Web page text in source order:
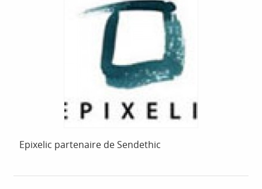
Epixelic partenaire de Sendethic